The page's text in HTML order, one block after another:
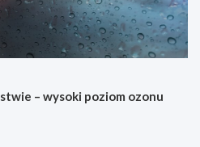
– wysoki poziom ozonu